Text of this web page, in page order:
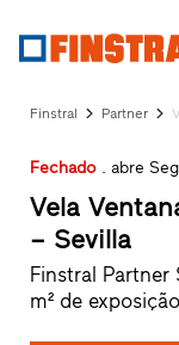
de
nova
para
arquitetos
Programa
Finstral
Partner
Procura
Finstral Partner
Fechado. abre
Vela
– Sevilla
Finstral
m² de